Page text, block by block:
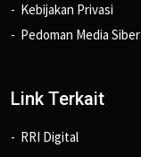
Kebijakan Privasi
Pedoman Media Siber
Link Terkait
RRI Digital